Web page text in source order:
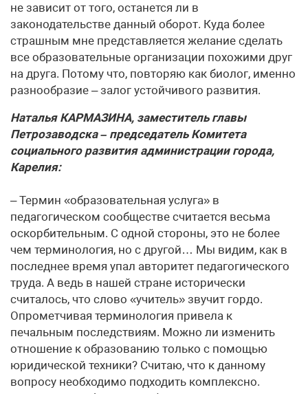
не зависит от того, останется ли в
законодательстве данный оборот. Куда более
страшным мне представляется желание сделать
все образовательные организации похожими друг
на друга. Потому что, повторяю как биолог, именно
разно­образие – залог устойчивого развития.
Наталья КАРМАЗИНА, заместитель главы
Петрозаводска – председатель Комитета
социального развития администрации города,
Карелия:
– Термин «образовательная услуга» в
педагогическом сообществе считается весьма
оскорбительным. С одной стороны, это не более
чем терминология, но с другой… Мы видим, как в
последнее время упал авторитет педагогического
труда. А ведь в нашей стране исторически
считалось, что слово «учитель» звучит гордо.
Опрометчивая терминология привела к
печальным последствиям. Можно ли изменить
отношение к образованию только с помощью
юридической техники? Считаю, что к данному
вопросу необходимо подходить комплексно.